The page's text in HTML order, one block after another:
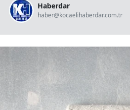
Haberdar
haber@kocaelihaberdar.com.tr